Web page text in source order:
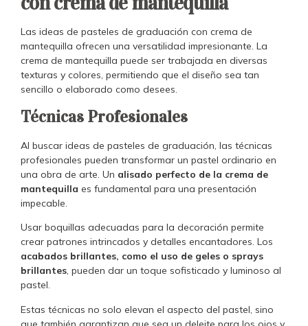
Las ideas de pasteles de graduación con crema de
mantequilla ofrecen una versatilidad impresionante. La
crema de mantequilla puede ser trabajada en diversas
texturas y colores, permitiendo que el diseño sea tan
sencillo o elaborado como desees.
Técnicas Profesionales
Al buscar ideas de pasteles de graduación, las técnicas
profesionales pueden transformar un pastel ordinario en
una obra de arte. Un alisado perfecto de la crema de
mantequilla es fundamental para una presentación
impecable.
Usar boquillas adecuadas para la decoración permite
crear patrones intrincados y detalles encantadores. Los
acabados brillantes, como el uso de geles o sprays
brillantes, pueden dar un toque sofisticado y luminoso al
pastel.
Estas técnicas no solo elevan el aspecto del pastel, sino